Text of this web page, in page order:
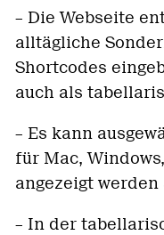
– Die Webseite
alltägliche
Shortcodes
auch als
– Es kann
für Mac,
angezeigt werden
– In der